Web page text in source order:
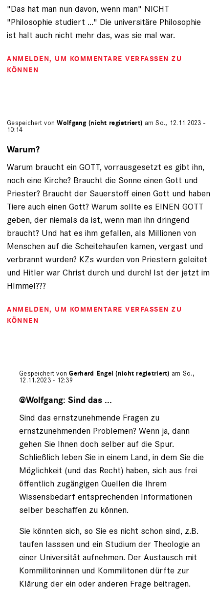
"Das hat man nun davon, wenn man" NICHT
"Philosophie studiert ..." Die universitäre Philosophie
ist halt auch nicht mehr das, was sie mal war.
ANMELDEN, UM KOMMENTARE VERFASSEN ZU
KÖNNEN
Gespeichert vonWolfgang (nicht registriert) am So., 12.11.2023 -
10:14
Warum?
Warum braucht ein GOTT, vorrausgesetzt es gibt ihn,
noch eine Kirche? Braucht die Sonne einen Gott und
Priester? Braucht der Sauerstoff einen Gott und haben
Tiere auch einen Gott? Warum sollte es EINEN GOTT
geben, der niemals da ist, wenn man ihn dringend
braucht? Und hat es ihm gefallen, als Millionen von
Menschen auf die Scheitehaufen kamen, vergast und
verbrannt wurden? KZs wurden von Priestern geleitet
und Hitler war Christ durch und durch! Ist der jetzt im
HImmel???
ANMELDEN, UM KOMMENTARE VERFASSEN ZU
KÖNNEN
Gespeichert vonGerhard Engel (nicht registriert) am So.,
12.11.2023 - 12:39
auf
Wolfgang
(nicht
@Wolfgang: Sind das ...
Sind das ernstzunehmende Fragen zu
ernstzunehmenden Problemen? Wenn ja, dann
gehen Sie Ihnen doch selber auf die Spur.
Schließlich leben Sie in einem Land, in dem Sie die
Möglichkeit (und das Recht) haben, sich aus frei
öffentlich zugängigen Quellen die Ihrem
Wissensbedarf entsprechenden Informationen
selber beschaffen zu können.
Sie könnten sich, so Sie es nicht schon sind, z.B.
taufen lasssen und ein Studium der Theologie an
einer Universität aufnehmen. Der Austausch mit
Kommilitoninnen und Kommilitonen dürfte zur
Klärung der ein oder anderen Frage beitragen.